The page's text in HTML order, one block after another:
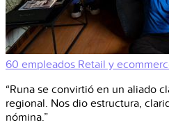
60 empleados Retail y
“Runa se convirtió en un aliado
regional. Nos dio estructura,
nómina.”